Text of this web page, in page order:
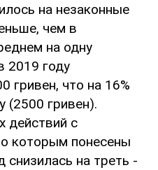
на незаконные
чем в
на одну
2019 году
гривен, что на 16%
(2500 гривен).
действий с
которым понесены
на треть -